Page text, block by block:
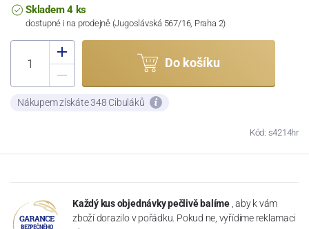
Skladem 4 ks
dostupné i na prodejně (Jugoslávská 567/16, Praha 2)
Do košíku
Nákupem získáte 348 Cibuláků
Kód: s4214hr
Každý kus objednávky pečlivě balíme , aby k vám
zboží dorazilo v pořádku. Pokud ne, vyřídíme reklamaci